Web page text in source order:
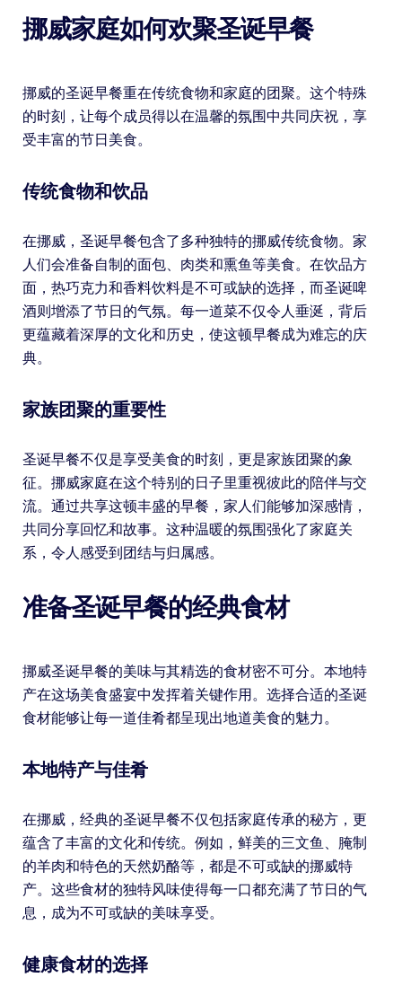
挪威家庭如何欢聚圣诞早餐
挪威的圣诞早餐重在传统食物和家庭的团聚。这个特殊
的时刻，让每个成员得以在温馨的氛围中共同庆祝，享
受丰富的节日美食。
传统食物和饮品
在挪威，圣诞早餐包含了多种独特的挪威传统食物。家
人们会准备自制的面包、肉类和熏鱼等美食。在饮品方
面，热巧克力和香料饮料是不可或缺的选择，而圣诞啤
酒则增添了节日的气氛。每一道菜不仅令人垂涎，背后
更蕴藏着深厚的文化和历史，使这顿早餐成为难忘的庆
典。
家族团聚的重要性
圣诞早餐不仅是享受美食的时刻，更是家族团聚的象
征。挪威家庭在这个特别的日子里重视彼此的陪伴与交
流。通过共享这顿丰盛的早餐，家人们能够加深感情，
共同分享回忆和故事。这种温暖的氛围强化了家庭关
系，令人感受到团结与归属感。
准备圣诞早餐的经典食材
挪威圣诞早餐的美味与其精选的食材密不可分。本地特
产在这场美食盛宴中发挥着关键作用。选择合适的圣诞
食材能够让每一道佳肴都呈现出地道美食的魅力。
本地特产与佳肴
在挪威，经典的圣诞早餐不仅包括家庭传承的秘方，更
蕴含了丰富的文化和传统。例如，鲜美的三文鱼、腌制
的羊肉和特色的天然奶酪等，都是不可或缺的挪威特
产。这些食材的独特风味使得每一口都充满了节日的气
息，成为不可或缺的美味享受。
健康食材的选择